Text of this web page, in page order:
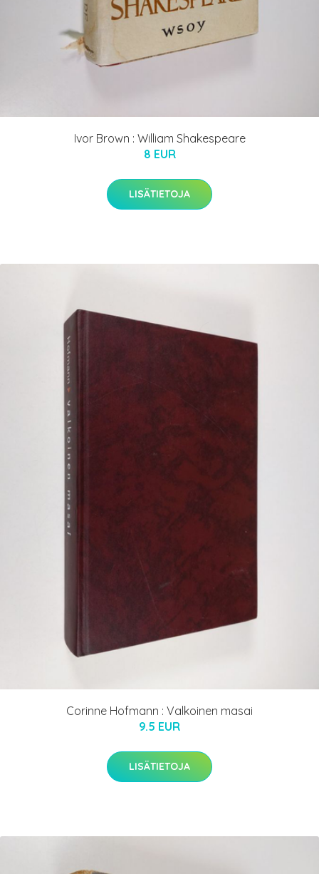
Ivor Brown : William Shakespeare
8 EUR
LISÄTIETOJA
Corinne Hofmann : Valkoinen masai
9.5 EUR
LISÄTIETOJA